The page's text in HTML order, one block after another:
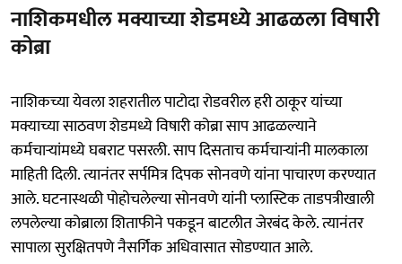
नाशिकमधील मक्याच्या शेडमध्ये आढळला विषारी
कोब्रा
नाशिकच्या येवला शहरातील पाटोदा रोडवरील हरी ठाकूर यांच्या
मक्याच्या साठवण शेडमध्ये विषारी कोब्रा साप आढळल्याने
कर्मचाऱ्यांमध्ये घबराट पसरली. साप दिसताच कर्मचाऱ्यांनी मालकाला
माहिती दिली. त्यानंतर सर्पमित्र दिपक सोनवणे यांना पाचारण करण्यात
आले. घटनास्थळी पोहोचलेल्या सोनवणे यांनी प्लास्टिक ताडपत्रीखाली
लपलेल्या कोब्राला शिताफीने पकडून बाटलीत जेरबंद केले. त्यानंतर
सापाला सुरक्षितपणे नैसर्गिक अधिवासात सोडण्यात आले.